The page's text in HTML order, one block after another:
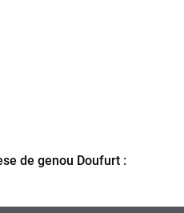
de genou Doufurt :